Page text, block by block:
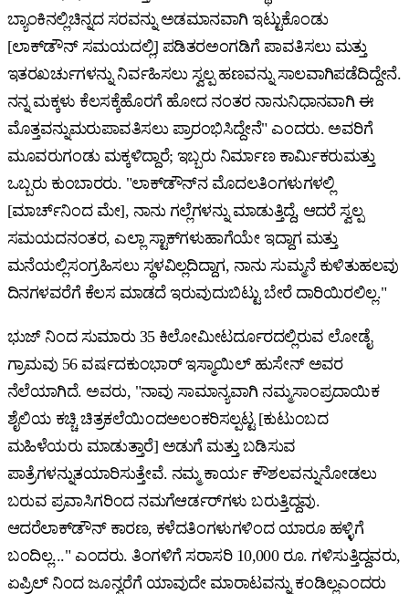
ಬ್ಯಾಂಕಿನಲ್ಲಿಚಿನ್ನದ ಸರವನ್ನು ಅಡಮಾನವಾಗಿ ಇಟ್ಟುಕೊಂಡು
[ಲಾಕ್‌ಡೌನ್ ಸಮಯದಲ್ಲಿ] ಪಡಿತರಅಂಗಡಿಗೆ ಪಾವತಿಸಲು ಮತ್ತು
ಇತರಖರ್ಚುಗಳನ್ನು ನಿರ್ವಹಿಸಲು ಸ್ವಲ್ಪ ಹಣವನ್ನು ಸಾಲವಾಗಿಪಡೆದಿದ್ದೇನೆ.
ನನ್ನ ಮಕ್ಕಳು ಕೆಲಸಕ್ಕೆಹೊರಗೆ ಹೋದ ನಂತರ ನಾನುನಿಧಾನವಾಗಿ ಈ
ಮೊತ್ತವನ್ನುಮರುಪಾವತಿಸಲು ಪ್ರಾರಂಭಿಸಿದ್ದೇನೆ" ಎಂದರು. ಅವರಿಗೆ
ಮೂವರುಗಂಡು ಮಕ್ಕಳಿದ್ದಾರೆ; ಇಬ್ಬರು ನಿರ್ಮಾಣ ಕಾರ್ಮಿಕರುಮತ್ತು
ಒಬ್ಬರು ಕುಂಬಾರರು. "ಲಾಕ್‌ಡೌನ್‌ನ ಮೊದಲತಿಂಗಳುಗಳಲ್ಲಿ
[ಮಾರ್ಚ್‌ನಿಂದ ಮೇ], ನಾನು ಗಲ್ಲೆಗಳನ್ನು ಮಾಡುತ್ತಿದ್ದೆ, ಆದರೆ ಸ್ವಲ್ಪ
ಸಮಯದನಂತರ, ಎಲ್ಲಾ ಸ್ಟಾಕ್‌ಗಳುಹಾಗೆಯೇ ಇದ್ದಾಗ ಮತ್ತು
ಮನೆಯಲ್ಲಿಸಂಗ್ರಹಿಸಲು ಸ್ಥಳವಿಲ್ಲದಿದ್ದಾಗ, ನಾನು ಸುಮ್ಮನೆ ಕುಳಿತುಹಲವು
ದಿನಗಳವರೆಗೆ ಕೆಲಸ ಮಾಡದೆ ಇರುವುದುಬಿಟ್ಟು ಬೇರೆ ದಾರಿಯಿರಲಿಲ್ಲ."
ಭುಜ್ ನಿಂದ ಸುಮಾರು 35 ಕಿಲೋಮೀಟರ್ದೂರದಲ್ಲಿರುವ ಲೋಡೈ
ಗ್ರಾಮವು 56 ವರ್ಷದಕುಂಭಾರ್ ಇಸ್ಮಾಯಿಲ್ ಹುಸೇನ್ ಅವರ
ನೆಲೆಯಾಗಿದೆ. ಅವರು, "ನಾವು ಸಾಮಾನ್ಯವಾಗಿ ನಮ್ಮಸಾಂಪ್ರದಾಯಿಕ
ಶೈಲಿಯ ಕಚ್ಚಿ ಚಿತ್ರಕಲೆಯಿಂದಅಲಂಕರಿಸಲ್ಪಟ್ಟ [ಕುಟುಂಬದ
ಮಹಿಳೆಯರು ಮಾಡುತ್ತಾರೆ] ಅಡುಗೆ ಮತ್ತು ಬಡಿಸುವ
ಪಾತ್ರೆಗಳನ್ನುತಯಾರಿಸುತ್ತೇವೆ. ನಮ್ಮ ಕಾರ್ಯ ಕೌಶಲವನ್ನುನೋಡಲು
ಬರುವ ಪ್ರವಾಸಿಗರಿಂದ ನಮಗೆಆರ್ಡರ್‌ಗಳು ಬರುತ್ತಿದ್ದವು.
ಆದರೆಲಾಕ್‌ಡೌನ್ ಕಾರಣ, ಕಳೆದತಿಂಗಳುಗಳಿಂದ ಯಾರೂ ಹಳ್ಳಿಗೆ
ಬಂದಿಲ್ಲ..." ಎಂದರು. ತಿಂಗಳಿಗೆ ಸರಾಸರಿ 10,000 ರೂ. ಗಳಿಸುತ್ತಿದ್ದವರು,
ಏಪ್ರಿಲ್ ನಿಂದ ಜೂನ್ವರೆಗೆ ಯಾವುದೇ ಮಾರಾಟವನ್ನು ಕಂಡಿಲ್ಲಎಂದರು